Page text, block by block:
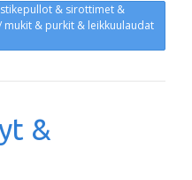
& sirottimet &
& purkit & leikkuulaudat
&